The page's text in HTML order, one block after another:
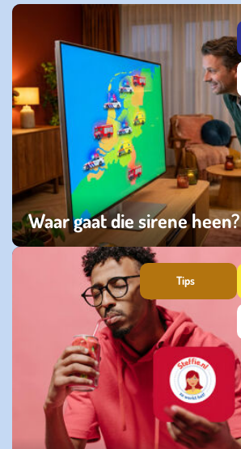
Waar gaat die sirene heen?
woensdag 01 juli 2026
Tips